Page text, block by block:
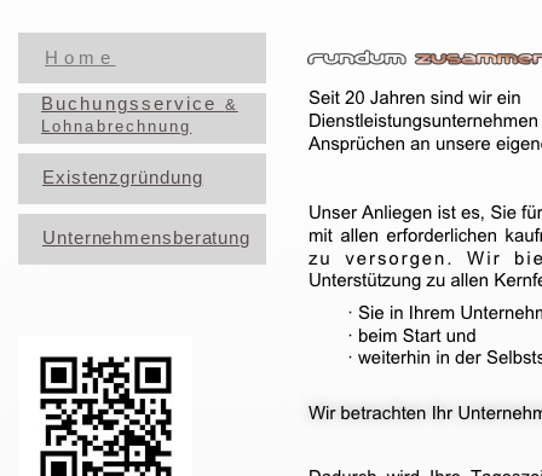
Home
Buchungsservice &
Lohnabrechnung
Unternehmensberatung
Existenzgründung